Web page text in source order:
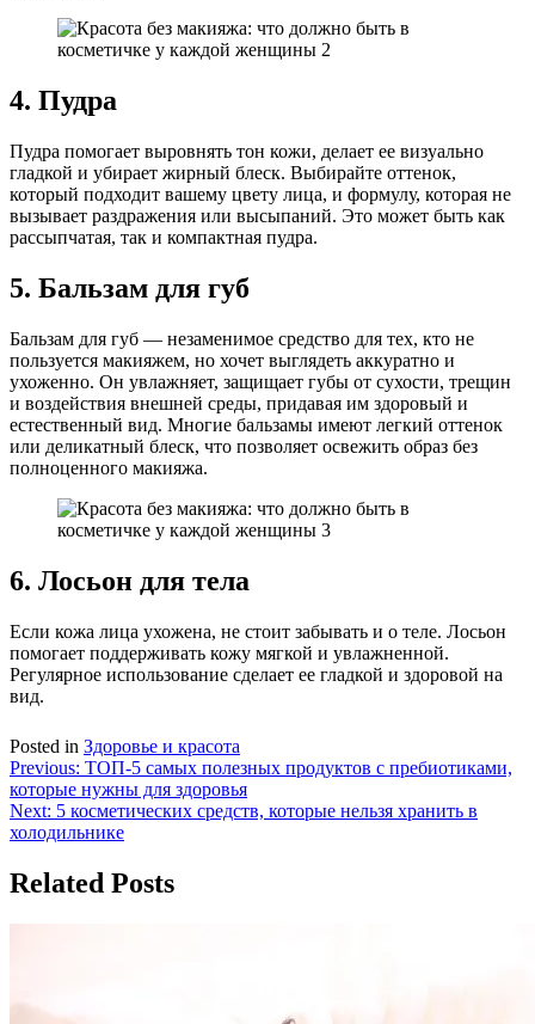
4. Пудра
Пудра помогает выровнять тон кожи, делает ее визуально
гладкой и убирает жирный блеск. Выбирайте оттенок,
который подходит вашему цвету лица, и формулу, которая не
вызывает раздражения или высыпаний. Это может быть как
рассыпчатая, так и компактная пудра.
5. Бальзам для губ
Бальзам для губ — незаменимое средство для тех, кто не
пользуется макияжем, но хочет выглядеть аккуратно и
ухоженно. Он увлажняет, защищает губы от сухости, трещин
и воздействия внешней среды, придавая им здоровый и
естественный вид. Многие бальзамы имеют легкий оттенок
или деликатный блеск, что позволяет освежить образ без
полноценного макияжа.
6. Лосьон для тела
Если кожа лица ухожена, не стоит забывать и о теле. Лосьон
помогает поддерживать кожу мягкой и увлажненной.
Регулярное использование сделает ее гладкой и здоровой на
вид.
Posted in Здоровье и красота
Навигация
по
записям
Previous: ТОП-5 самых полезных продуктов с пребиотиками,
которые нужны для здоровья
Next: 5 косметических средств, которые нельзя хранить в
холодильнике
Related Posts